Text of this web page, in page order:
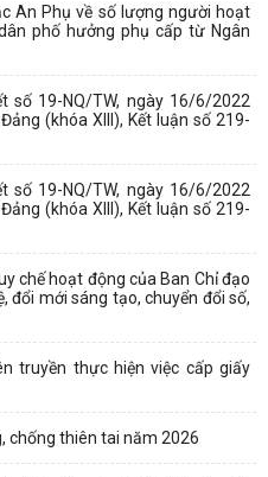
An Phụ về số lượng người hoạt
phố hưởng phụ cấp từ Ngân
số 19-NQ/TW, ngày 16/6/2022
(khóa XIII), Kết luận số 219-
số 19-NQ/TW, ngày 16/6/2022
(khóa XIII), Kết luận số 219-
chế hoạt động của Ban Chỉ đạo
đổi mới sáng tạo, chuyển đổi số,
truyền thực hiện việc cấp giấy
chống thiên tai năm 2026